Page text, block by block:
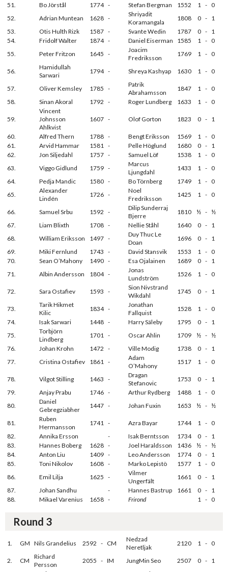
51.
Bo Jörstål 1774 - Stefan Bergman 1552 1 - 0
52.
Adrian Muntean 1628 -
Shriyadit
Koramangala
1808 0 - 1
53.
Otis Hulth Rizk 1587 - Svante Wedin 1787 0 - 1
54.
Fridolf Walter 1874 - Daniel Eiserman 1585 1 - 0
55.
Peter Fritzon 1645 -
Joacim
Fredriksson
1769 1 - 0
56.
Hamidullah
Sarwari
1794 - Shreya Kashyap 1630 1 - 0
57. Oliver Kemsley 1785 -
Patrik
Abrahamsson
1847 1 - 0
58.
Sinan Akoral 1792 - Roger Lundberg 1633 1 - 0
59.
Vincent
Johnsson
Ahlkvist
1607 - Olof Gorton 1823 0 - 1
60. Alfred Thern 1788 - Bengt Eriksson 1569 1 - 0
61.
Arvid Hammar 1581 - Pelle Höglund 1680 0 - 1
62.
Jon Siljedahl 1757 - Samuel Löf 1538 1 - 0
63.
Viggo Gidlund 1759 -
Marcus
Ljungdahl
1433 1 - 0
64.
Pedja Mandic 1580 - Bo Törnberg 1749 1 - 0
65.
Alexander
Lindén
1726 -
Noel
Fredriksson
1425 1 - 0
66. Samuel Srbu 1592 -
Dilip Sunderraj
Bjerre
1810 ½ - ½
67.
Liam Blixth 1708 - Nellie Ståhl 1640 0 - 1
68.
William Eriksson 1497 -
Duy Thuc Le
Doan
1696 0 - 1
69.
Miki Fernlund 1743 - David Stansvik 1553 1 - 0
70.
Sean O’Mahony 1490 - Esa Ojalainen 1689 0 - 1
71.
Albin Andersson 1804 -
Jonas
Lundström
1526 1 - 0
72. Sara Ostafiev 1593 -
Sion Nivstrand
Wikdahl
1745 0 - 1
73.
Tarik Hikmet
Kilic
1834 -
Jonathan
Fallquist
1528 1 - 0
74.
Isak Sarwari 1448 - Harry Säleby 1795 0 - 1
75.
Torbjörn
Lindberg
1701 - Oscar Ahlin 1709 ½ - ½
76.
Johan Krohn 1472 - Ville Modig 1738 0 - 1
77.
Cristina Ostafiev 1861 -
Adam
O’Mahony
1517 1 - 0
78. Vilgot Stilling 1463 -
Dragan
Stefanovic
1753 0 - 1
79.
Anjay Prabu 1746 - Arthur Rydberg 1488 1 - 0
80.
Daniel
Gebregziabher
1447 - Johan Fuxin 1653 ½ - ½
81.
Ruben
Hermansson
1741 - Azra Bayar 1744 1 - 0
82.
Annika Ersson - Isak Berntsson 1734 0 - 1
83.
Hannes Boberg 1628 - Joel Haraldsson 1436 ½ - ½
84.
Anton Liu 1409 - Leo Andersson 1774 0 - 1
85.
Toni Nikolov 1608 - Marko Lepistö 1577 1 - 0
86.
Emil Lilja 1625 -
Vilmer
Ungerfält
1661 0 - 1
87.
Johan Sandhu - Hannes Bastrup 1661 0 - 1
88.
Mikael Varenius 1658 - Frirond 1 - 0
Round 3
1. GM Nils Grandelius 2592 - CM
Nedzad
Neretljak
2120 1 - 0
2. CM
Richard
Persson
2055 - IM JungMin Seo 2507 0 - 1